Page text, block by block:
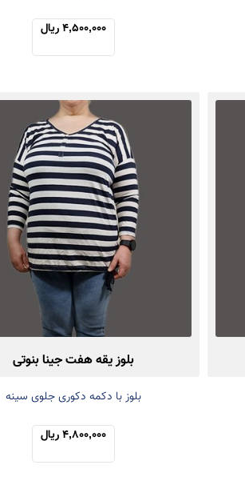
4,500,000 ریال
بلوز یقه هفت جینا بنوتی
بلوز با دکمه دکوری جلوی سینه
4,800,000 ریال